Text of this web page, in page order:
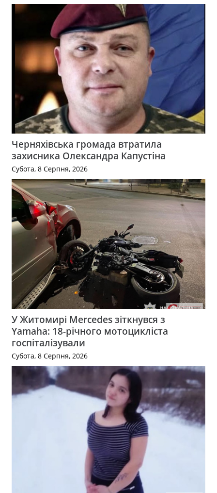
Черняхівська громада втратила
захисника Олександра Капустіна
Субота, 8 Серпня, 2026
У Житомирі Mercedes зіткнувся з
Yamaha: 18-річного мотоцикліста
госпіталізували
Субота, 8 Серпня, 2026